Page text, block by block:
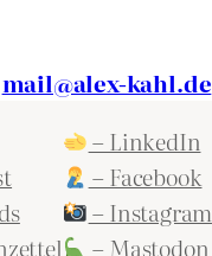
mail@alex-kahl.de
– LinkedIn
– Facebook
– Instagram
– Mastodon